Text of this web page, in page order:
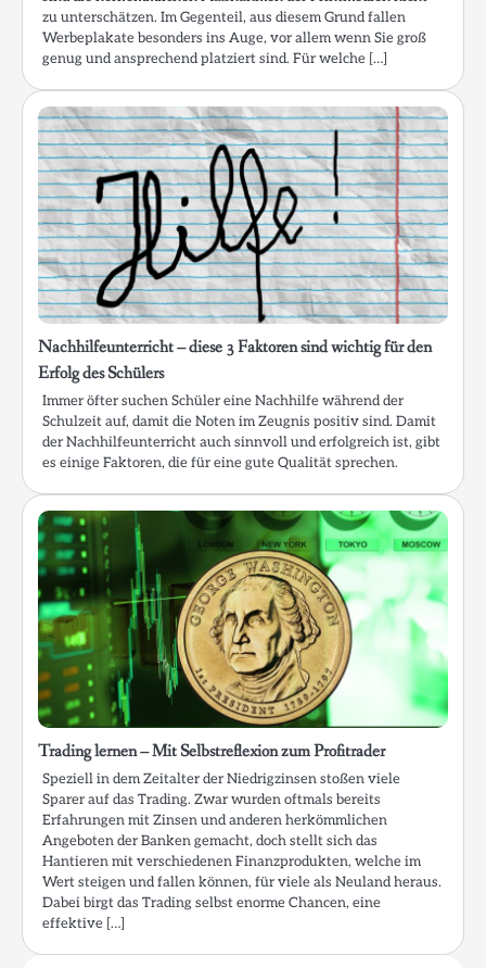
zu unterschätzen. Im Gegenteil, aus diesem Grund fallen
Werbeplakate besonders ins Auge, vor allem wenn Sie groß
genug und ansprechend platziert sind. Für welche […]
Nachhilfeunterricht – diese 3 Faktoren sind wichtig für den
Erfolg des Schülers
Immer öfter suchen Schüler eine Nachhilfe während der
Schulzeit auf, damit die Noten im Zeugnis positiv sind. Damit
der Nachhilfeunterricht auch sinnvoll und erfolgreich ist, gibt
es einige Faktoren, die für eine gute Qualität sprechen.
Trading lernen – Mit Selbstreflexion zum Profitrader
Speziell in dem Zeitalter der Niedrigzinsen stoßen viele
Sparer auf das Trading. Zwar wurden oftmals bereits
Erfahrungen mit Zinsen und anderen herkömmlichen
Angeboten der Banken gemacht, doch stellt sich das
Hantieren mit verschiedenen Finanzprodukten, welche im
Wert steigen und fallen können, für viele als Neuland heraus.
Dabei birgt das Trading selbst enorme Chancen, eine
effektive […]